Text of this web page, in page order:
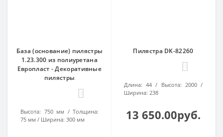
База (основание) пилястры
1.23.300 из полиуретана
Европласт - Декоративные
пилястры
Высота: 750 мм
Толщина:
75 мм
Ширина: 300 мм
Пилястра DK-82260
Длина: 44 Высота: 2000
Ширина: 238
13 650.00руб.